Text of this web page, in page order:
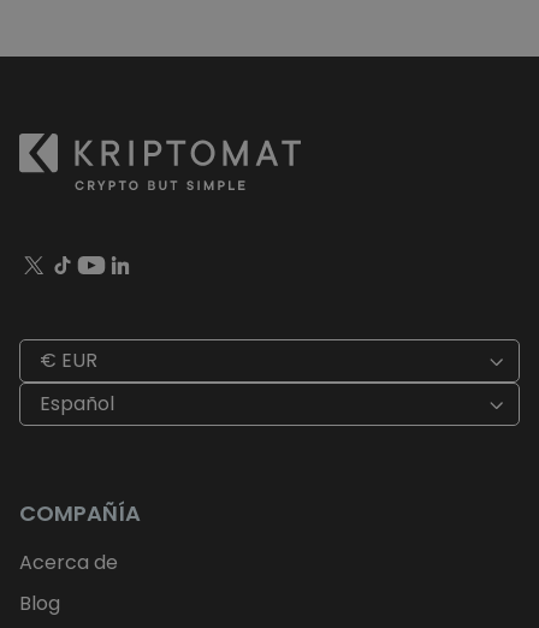
€ EUR
Español
COMPAÑÍA
Acerca de
Blog